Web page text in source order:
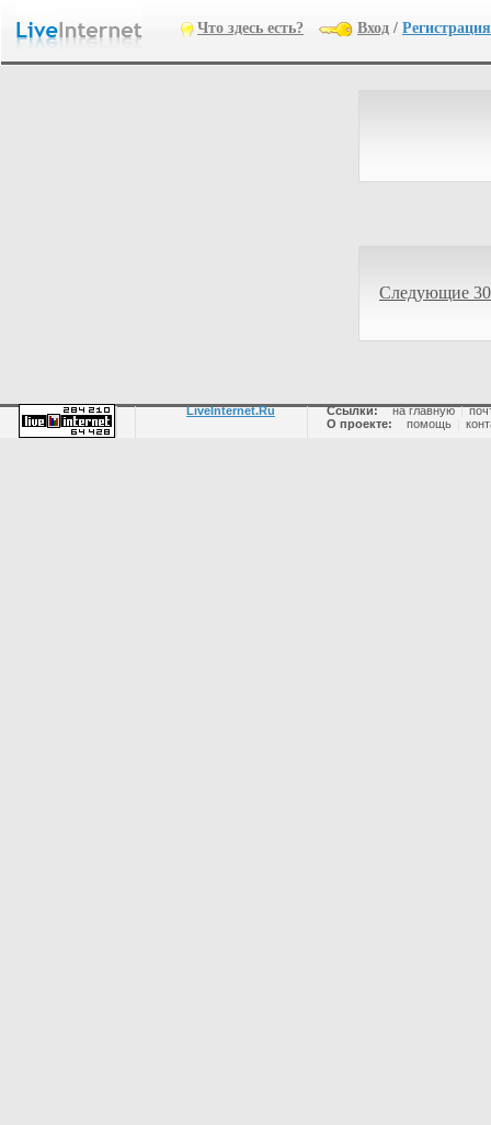
Что здесь есть? Вход / Регистрация
Следующие
LiveInternet.Ru Ссылки: на главную |
О проекте:
помощь